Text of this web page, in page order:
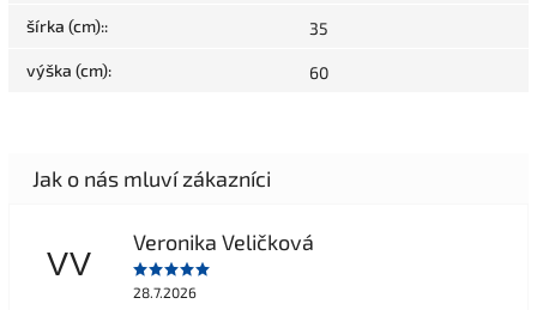
šírka (cm):: 35
výška (cm): 60
VV
Veronika Veličková
28.7.2026